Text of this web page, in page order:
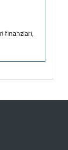
finanziari,